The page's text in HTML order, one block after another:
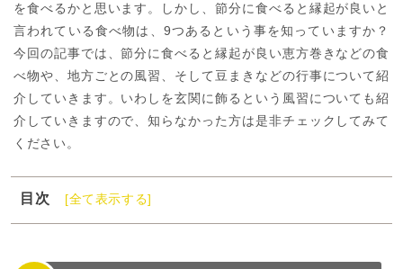
を食べるかと思います。しかし、節分に食べると縁起が良いと
言われている食べ物は、9つあるという事を知っていますか？
今回の記事では、節分に食べると縁起が良い恵方巻きなどの食
べ物や、地方ごとの風習、そして豆まきなどの行事について紹
介していきます。いわしを玄関に飾るという風習についても紹
介していきますので、知らなかった方は是非チェックしてみて
ください。
目次
[全て表示する]
1
節分の主な食べ物の意味とは？